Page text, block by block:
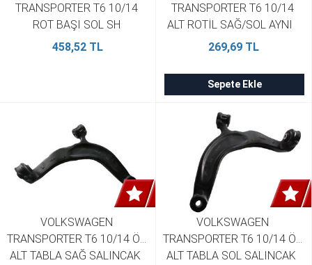
TRANSPORTER T6 10/14
ROT BAŞI SOL SH
7H0422817B
458,52 TL
TRANSPORTER T6 10/14
ALT ROTİL SAĞ/SOL AYNI
SH 7E0407361
269,69 TL
Sepete Ekle
VOLKSWAGEN
TRANSPORTER T6 10/14 ÖN
ALT TABLA SAĞ SALINCAK
VOLKSWAGEN
TRANSPORTER T6 10/14 ÖN
ALT TABLA SOL SALINCAK